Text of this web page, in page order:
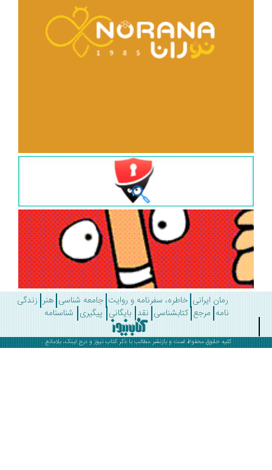
رمان ایرانی خاطره، سفرنامه و روایت جامعه شناسی هنر زندگی
مرجع کتابشناسی نقد بایگانی پیگیری شناسنامه
کلیه حقوق محفوظ است و بازنشر مطالب با ذکرکتاب نیوزو درج لینک، بلامانع .